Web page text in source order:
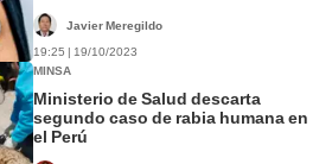
Javier Meregildo
19:25 | 19/10/2023
MINSA
Ministerio de Salud descarta
segundo caso de rabia humana en
el Perú